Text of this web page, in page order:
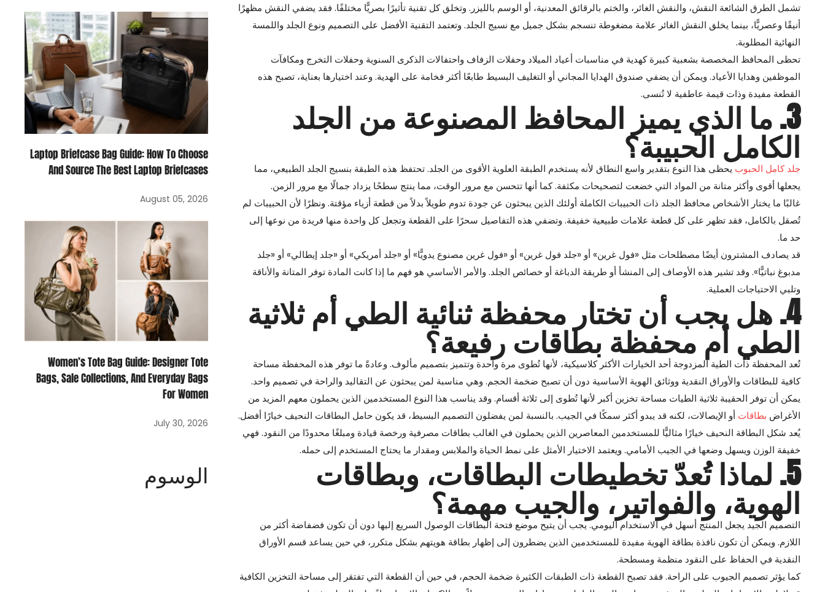
تشمل الطرق الشائعة النقش، والنقش الغائر، والختم بالرقائق المعدنية، أو الوسم بالليزر. وتخلق كل تقنية تأثيرًا بصريًّا مختلفًا. فقد يضفي النقش مظهرًا
أنيقًا وعصريًّا، بينما يخلق النقش الغائر علامة مضغوطة تنسجم بشكل جميل مع نسيج الجلد. وتعتمد التقنية الأفضل على التصميم ونوع الجلد واللمسة
النهائية المطلوبة.
تحظى المحافظ المخصصة بشعبية كبيرة كهدية في مناسبات أعياد الميلاد وحفلات الزفاف واحتفالات الذكرى السنوية وحفلات التخرج ومكافآت
الموظفين وهدايا الأعياد. ويمكن أن يضفي صندوق الهدايا المجاني أو التغليف البسيط طابعًا أكثر فخامة على الهدية. وعند اختيارها بعناية، تصبح هذه
القطعة مفيدة وذات قيمة عاطفية لا تُنسى.
3. ما الذي يميز المحافظ المصنوعة من الجلد
الكامل الحبيبة؟
جلد كامل الحبوب يحظى هذا النوع بتقدير واسع النطاق لأنه يستخدم الطبقة العلوية الأقوى من الجلد. تحتفظ هذه الطبقة بنسيج الجلد الطبيعي، مما
يجعلها أقوى وأكثر متانة من المواد التي خضعت لتصحيحات مكثفة. كما أنها تتحسن مع مرور الوقت، مما ينتج سطحًا يزداد جمالًا مع مرور الزمن.
غالبًا ما يختار الأشخاص محافظ الجلد ذات الحبيبات الكاملة أولئك الذين يبحثون عن جودة تدوم طويلاً بدلاً من قطعة أزياء مؤقتة. ونظرًا لأن الحبيبات لم
تُصقل بالكامل، فقد تظهر على كل قطعة علامات طبيعية خفيفة. وتضفي هذه التفاصيل سحرًا على القطعة وتجعل كل واحدة منها فريدة من نوعها إلى
حد ما.
قد يصادف المشترون أيضًا مصطلحات مثل «فول غرين» أو «جلد فول غرين» أو «فول غرين مصنوع يدويًّا» أو «جلد أمريكي» أو «جلد إيطالي» أو «جلد
مدبوغ نباتيًّا». وقد تشير هذه الأوصاف إلى المنشأ أو طريقة الدباغة أو خصائص الجلد. والأمر الأساسي هو فهم ما إذا كانت المادة توفر المتانة والأناقة
وتلبي الاحتياجات العملية.
4. هل يجب أن تختار محفظة ثنائية الطي أم ثلاثية
الطي أم محفظة بطاقات رفيعة؟
تُعد المحفظة ذات الطية المزدوجة أحد الخيارات الأكثر كلاسيكية، لأنها تُطوى مرة واحدة وتتميز بتصميم مألوف. وعادةً ما توفر هذه المحفظة مساحة
كافية للبطاقات والأوراق النقدية ووثائق الهوية الأساسية دون أن تصبح ضخمة الحجم. وهي مناسبة لمن يبحثون عن التقاليد والراحة في تصميم واحد.
يمكن أن توفر الحقيبة ثلاثية الطيات مساحة تخزين أكبر لأنها تُطوى إلى ثلاثة أقسام. وقد يناسب هذا النوع المستخدمين الذين يحملون معهم المزيد من
الأغراض بطاقات أو الإيصالات، لكنه قد يبدو أكثر سمكًا في الجيب. بالنسبة لمن يفضلون التصميم البسيط، قد يكون حامل البطاقات النحيف خيارًا أفضل.
يُعد شكل البطاقة النحيف خيارًا مثاليًّا للمستخدمين المعاصرين الذين يحملون في الغالب بطاقات مصرفية ورخصة قيادة ومبلغًا محدودًا من النقود. فهي
خفيفة الوزن ويسهل وضعها في الجيب الأمامي. ويعتمد الاختيار الأمثل على نمط الحياة والملابس ومقدار ما يحتاج المستخدم إلى حمله.
5. لماذا تُعدّ تخطيطات البطاقات، وبطاقات
الهوية، والفواتير، والجيب مهمة؟
التصميم الجيد يجعل المنتج أسهل في الاستخدام اليومي. يجب أن يتيح موضع فتحة البطاقات الوصول السريع إليها دون أن تكون فضفاضة أكثر من
اللازم. ويمكن أن تكون نافذة بطاقة الهوية مفيدة للمستخدمين الذين يضطرون إلى إظهار بطاقة هويتهم بشكل متكرر، في حين يساعد قسم الأوراق
النقدية في الحفاظ على النقود منظمة ومسطحة.
كما يؤثر تصميم الجيوب على الراحة. فقد تصبح القطعة ذات الطبقات الكثيرة ضخمة الحجم، في حين أن القطعة التي تفتقر إلى مساحة التخزين الكافية
Laptop Briefcase Bag Guide: How To Choose
And Source The Best Laptop Briefcases
August 05, 2026
Women’s Tote Bag Guide: Designer Tote
Bags, Sale Collections, And Everyday Bags
For Women
July 30, 2026
الوسوم